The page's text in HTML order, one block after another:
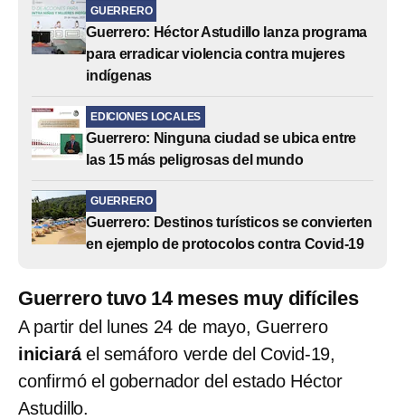
GUERRERO
Guerrero: Héctor Astudillo lanza programa
para erradicar violencia contra mujeres
indígenas
EDICIONES LOCALES
Guerrero: Ninguna ciudad se ubica entre
las 15 más peligrosas del mundo
GUERRERO
Guerrero: Destinos turísticos se convierten
en ejemplo de protocolos contra Covid-19
Guerrero tuvo 14 meses muy difíciles
A partir del lunes 24 de mayo, Guerrero
iniciaráel semáforo verde del Covid-19,
confirmó el gobernador del estado Héctor
Astudillo.